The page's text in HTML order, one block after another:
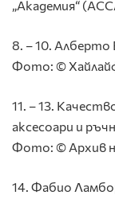
„Академия“
8. – 10. Алберто
Фото: ©
11. – 13.
аксесоари и
Фото: © Архив
14. Фабио